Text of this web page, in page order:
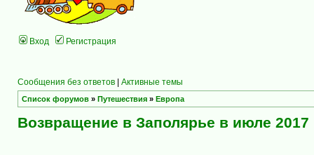
Вход Регистрация
Сообщения без ответов | Активные темы
Список форумов » Путешествия » Европа
Возвращение в Заполярье в июле 2017